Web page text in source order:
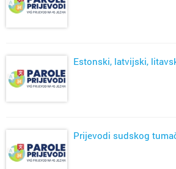
Estonski, latvijski,
Prijevodi sudskog